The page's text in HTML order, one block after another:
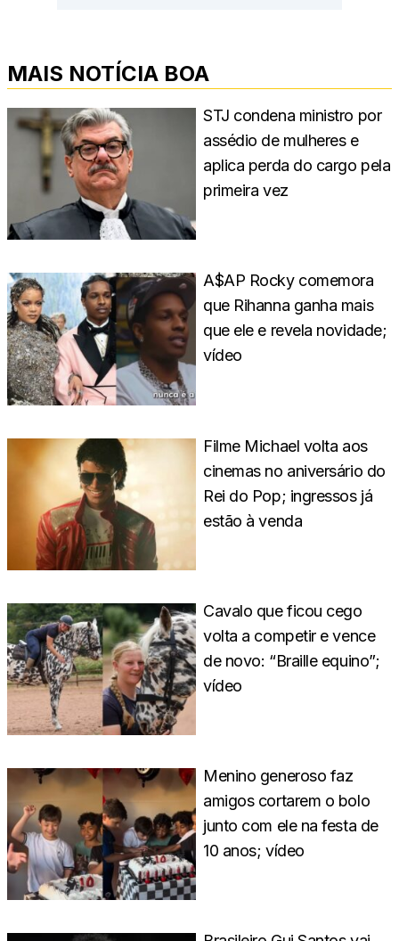
MAIS NOTÍCIA BOA
STJ condena ministro por
assédio de mulheres e
aplica perda do cargo pela
primeira vez
A$AP Rocky comemora
que Rihanna ganha mais
que ele e revela novidade;
vídeo
Filme Michael volta aos
cinemas no aniversário do
Rei do Pop; ingressos já
estão à venda
Cavalo que ficou cego
volta a competir e vence
de novo: “Braille equino”;
vídeo
Menino generoso faz
amigos cortarem o bolo
junto com ele na festa de
10 anos; vídeo